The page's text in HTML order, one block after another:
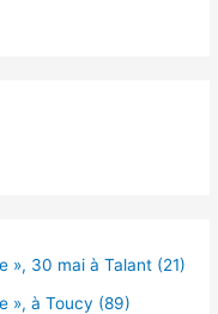
», 30 mai à Talant (21)
», à Toucy (89)